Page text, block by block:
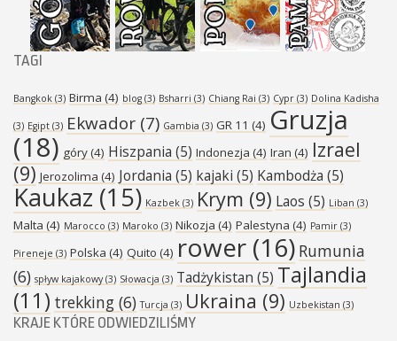
TAGI
Bangkok (3) Birma (4) blog (3) Bsharri (3) Chiang Rai (3) Cypr (3) Dolina Kadisha
(3) Egipt (3) Ekwador (7) Gambia (3) GR 11 (4) Gruzja
(18) góry(4) Hiszpania (5) Indonezja (4) Iran (4) Izrael
(9) Jerozolima (4) Jordania (5) kajaki (5) Kambodża (5)
Kaukaz (15) Kazbek (3) Krym (9) Laos (5) Liban (3)
Malta (4) Marocco (3) Maroko (3) Nikozja (4) Palestyna (4) Pamir (3)
Pireneje (3) Polska (4) Quito (4) rower (16) Rumunia
(6) spływ kajakowy(3) Słowacja (3) Tadżykistan (5) Tajlandia
(11) trekking (6) Turcja (3) Ukraina (9) Uzbekistan (3)
KRAJE KTÓRE ODWIEDZILIŚMY